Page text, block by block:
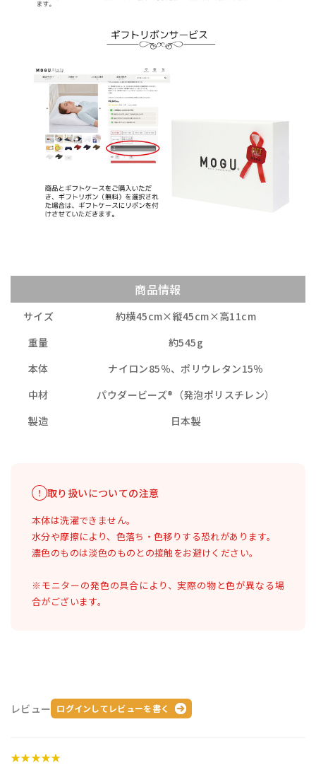
商品情報
サイズ
約横45cm×縦45cm×高11cm
重量
約545g
本体
ナイロン85％、ポリウレタン15％
中材
パウダービーズ®（発泡ポリスチレン）
製造
日本製
取り扱いについての注意
本体は洗濯できません。
水分や摩擦により、色落ち・色移りする恐れがあります。
濃色のものは淡色のものとの接触をお避けください。
※モニターの発色の具合により、実際の物と色が異なる場
合がございます。
レビュー ログインしてレビューを書く
★★★★★